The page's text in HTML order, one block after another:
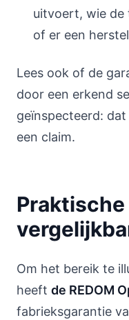
uitvoert, wie
of er een
Lees ook of de
door een erkend
geïnspecteerd:
een claim.
Om het bereik te
heeft de REDOM
fabrieksgarantie